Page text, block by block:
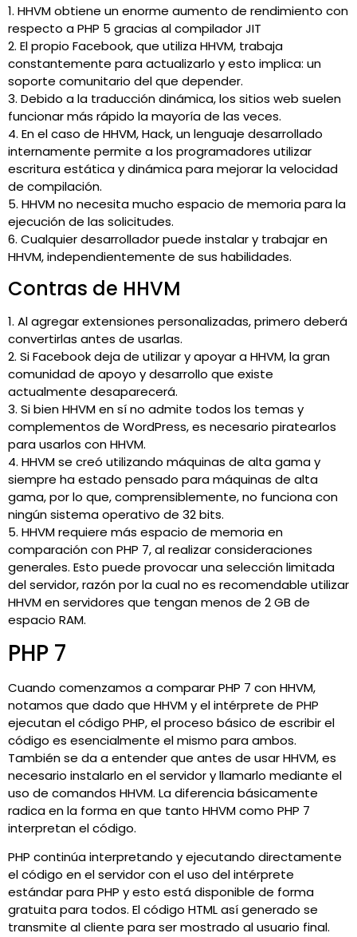
1. HHVM obtiene un enorme aumento de rendimiento con
respecto a PHP 5 gracias al compilador JIT
2. El propio Facebook, que utiliza HHVM, trabaja
constantemente para actualizarlo y esto implica: un
soporte comunitario del que depender.
3. Debido a la traducción dinámica, los sitios web suelen
funcionar más rápido la mayoría de las veces.
4. En el caso de HHVM, Hack, un lenguaje desarrollado
internamente permite a los programadores utilizar
escritura estática y dinámica para mejorar la velocidad
de compilación.
5. HHVM no necesita mucho espacio de memoria para la
ejecución de las solicitudes.
6. Cualquier desarrollador puede instalar y trabajar en
HHVM, independientemente de sus habilidades.
Contras de HHVM
1. Al agregar extensiones personalizadas, primero deberá
convertirlas antes de usarlas.
2. Si Facebook deja de utilizar y apoyar a HHVM, la gran
comunidad de apoyo y desarrollo que existe
actualmente desaparecerá.
3. Si bien HHVM en sí no admite todos los temas y
complementos de WordPress, es necesario piratearlos
para usarlos con HHVM.
4. HHVM se creó utilizando máquinas de alta gama y
siempre ha estado pensado para máquinas de alta
gama, por lo que, comprensiblemente, no funciona con
ningún sistema operativo de 32 bits.
5. HHVM requiere más espacio de memoria en
comparación con PHP 7, al realizar consideraciones
generales. Esto puede provocar una selección limitada
del servidor, razón por la cual no es recomendable utilizar
HHVM en servidores que tengan menos de 2 GB de
espacio RAM.
PHP 7
Cuando comenzamos a comparar PHP 7 con HHVM,
notamos que dado que HHVM y el intérprete de PHP
ejecutan el código PHP, el proceso básico de escribir el
código es esencialmente el mismo para ambos.
También se da a entender que antes de usar HHVM, es
necesario instalarlo en el servidor y llamarlo mediante el
uso de comandos HHVM. La diferencia básicamente
radica en la forma en que tanto HHVM como PHP 7
interpretan el código.
PHP continúa interpretando y ejecutando directamente
el código en el servidor con el uso del intérprete
estándar para PHP y esto está disponible de forma
gratuita para todos. El código HTML así generado se
transmite al cliente para ser mostrado al usuario final.